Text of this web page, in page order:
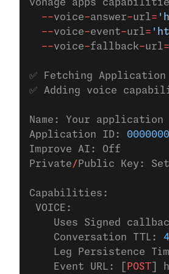
vonage apps
  --
voice-answer-url=
  --
voice-event-url=
  --
voice-fallback-url=
✅ Fetching Application
✅ Adding voice
Name: Your application
Application ID:
Improve AI: Off
Private/ Public Key: Set
Capabilities:
VOICE:
Uses Signed
    Conversation TTL:
Leg Persistence
    Event URL: [
POST ]